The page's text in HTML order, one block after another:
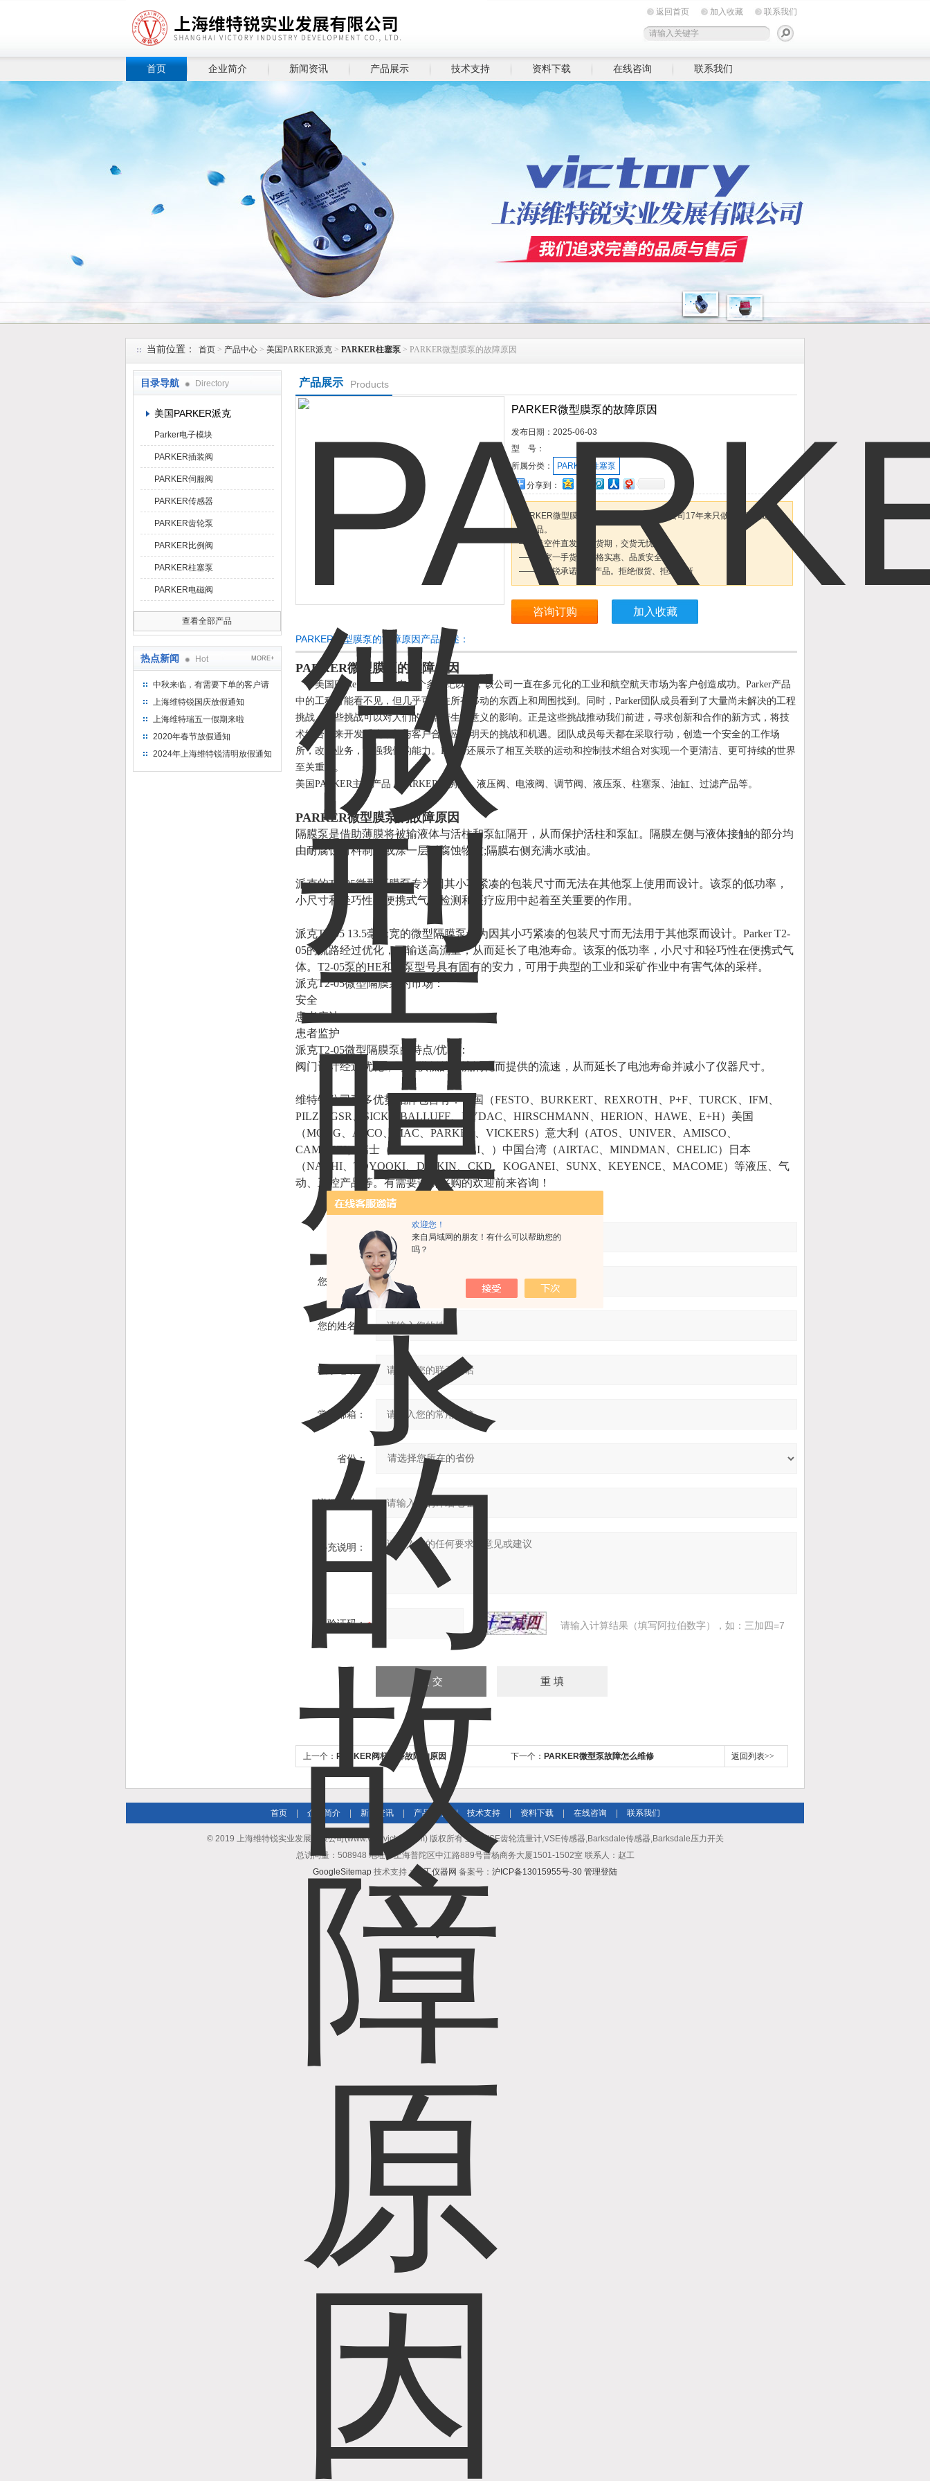
欢迎您！
来自局域网的朋友！有什么可以帮助您的
吗？
上海维特锐实业发展有限公司
返回首页 加入收藏 联系我们
首页 企业简介 新闻资讯 产品展示 技术支持 资料下载 在线咨询 联系我们
当前位置： 首页 > 产品中心 > 美国PARKER派克 > PARKER柱塞泵 > PARKER微型膜泵的故障原因
目录导航 Directory
美国PARKER派克
Parker电子模块
PARKER插装阀
PARKER伺服阀
PARKER传感器
PARKER齿轮泵
PARKER比例阀
PARKER柱塞泵
PARKER电磁阀
查看全部产品
热点新闻 Hot MORE+
中秋来临，有需要下单的客户请
提前下单
上海维特锐国庆放假通知
上海维特瑞五一假期来啦
2020年春节放假通知
2024年上海维特锐清明放假通知
产品展示 Products
PARKER微型膜泵的故障原因
发布日期： 2025-06-03
型 号：
所属分类：
PARKER柱塞泵
分享到：
PARKER微型膜泵的故障原因上海维特锐公司17年来只做原装产品进口
工业品。
——航空件直发 快捷货期，交货无忧。
——厂家一手货源 价格实惠、品质安全放心。
——维特锐承诺原装产品。拒绝假货、拒绝翻新
咨询订购 加入收藏
PARKER微型膜泵的故障原因产品概述：
PARKER微型膜泵的故障原因
美国Parker Hannifin在一个多世纪以来，该公司一直在多元化的工业和航空航天市场为客户创造成功。Parker产品
中的工程可能看不见，但几乎可以在所有移动的东西上和周围找到。同时，Parker団队成员看到了大量尚未解决的工程
挑战。这些挑战可以对人们的生活产生有意义的影响。正是这些挑战推动我们前进，寻求创新和合作的新方式，将技
术结合起来开发系统，并与客户合作应对明天的挑战和机遇。团队成员每天都在采取行动，创造一个安全的工作场
所，改善业务，加强我们的能力。Parker还展示了相互关联的运动和控制技术组合对实现一个更清洁、更可持续的世界
至关重要。
美国PARKER主要产品：PARKER比例阀、液压阀、电液阀、调节阀、液压泵、柱塞泵、油缸、过滤产品等。
PARKER微型膜泵的故障原因
隔膜泵是借助薄膜将被输液体与活柱和泵缸隔开，从而保护活柱和泵缸。隔膜左侧与液体接触的部分均
由耐腐蚀材料制造或涂一层耐腐蚀物质;隔膜右侧充满水或油。
派克的T2-05微型隔膜泵专为因其小巧紧凑的包装尺寸而无法在其他泵上使用而设计。该泵的低功率，
小尺寸和轻巧性在便携式气体检测和医疗应用中起着至关重要的作用。
派克T2-05 13.5毫米宽的微型隔膜泵专为因其小巧紧凑的包装尺寸而无法用于其他泵而设计。Parker T2-
05的流路经过优化，可输送高流量，从而延长了电池寿命。该泵的低功率，小尺寸和轻巧性在便携式气
体。T2-05泵的HE和LI泵型号具有固有的安力，可用于典型的工业和采矿作业中有害气体的采样。
派克T2-05微型隔膜泵的市场：
安全
患者疗法
患者监护
派克T2-05微型隔膜泵的特点/优点：
阀门设计经过优化，可提供低的电流消耗而提供的流速，从而延长了电池寿命并减小了仪器尺寸。
维特锐公司更多优势品牌包含有：德国（FESTO、BURKERT、REXROTH、P+F、TURCK、IFM、
PILZ、GSR、SICK、BALLUFF、HYDAC、HIRSCHMANN、HERION、HAWE、E+H）美国
（MOOG、ASCO、MAC、PARKER、VICKERS）意大利（ATOS、UNIVER、AMISCO、
CAMOZZI）瑞士（CARLO GAVAZZI、）中国台湾（AIRTAC、MINDMAN、CHELIC）日本
（NACHI、TOYOOKI、DAIKIN、CKD、KOGANEI、SUNX、KEYENCE、MACOME）等液压、气
动、工控产品等。有需要询价采购的欢迎前来咨询！
产品：
您的单位：
您的姓名：
联系电话：
常用邮箱：
省份：
详细地址：
补充说明：
验证码： 请输入计算结果（填写阿拉伯数字），如：三加四=7
上一个： PARKER阀杆升降故障的原因 下一个： PARKER微型泵故障怎么维修 返回列表>>
首页 企业简介 新闻资讯 产品展示 | 技术支持 资料下载 在线咨询 联系我们
© 2019 上海维特锐实业发展有限公司(www.vse-victory.com) 版权所有 主营:VSE齿轮流量计,VSE传感器,Barksdale传感器,Barksdale压力开关
总访问量：508948 地址：上海普陀区中江路889号曹杨商务大厦1501-1502室 联系人：赵工
GoogleSitemap 技术支持： 化工仪器网 备案号： 沪ICP备13015955号-30 管理登陆